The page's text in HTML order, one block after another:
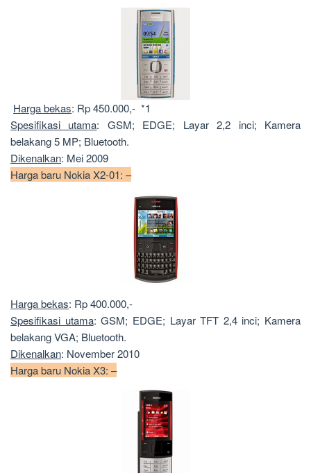
Harga bekas: Rp 450.000,- *1
Spesifikasi utama: GSM; EDGE; Layar 2,2 inci; Kamera
belakang 5 MP; Bluetooth.
Dikenalkan: Mei 2009
Harga baru Nokia X2-01: –
Harga bekas: Rp 400.000,-
Spesifikasi utama: GSM; EDGE; Layar TFT 2,4 inci; Kamera
belakang VGA; Bluetooth.
Dikenalkan: November 2010
Harga baru Nokia X3: –